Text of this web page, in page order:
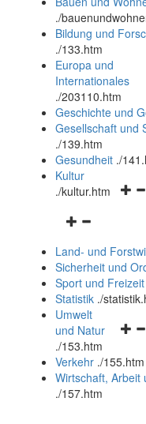
./
Bildung und
./133.htm
Europa und
Internationales
./203110.htm
Geschichte und
Gesellschaft und
./139.htm
Gesundheit ./
Kultur
./kultur.htm
Navigationsmenü
und
schließen
Land- und
Sicherheit und
Sport und Freizeit
Statistik ./
und
Umwelt
und Natur
./153.htm
Verkehr ./155.htm
Wirtschaft, Arbeit
./157.htm